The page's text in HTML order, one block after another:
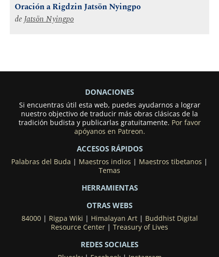
Oración a Rigdzin Jatsön Nyingpo
de Jatsön Nyingpo
DONACIONES
Si encuentras útil esta web, puedes ayudarnos a lograr
nuestro objectivo de traducir más obras clásicas de la
tradición budista y publicarlas gratuitamente. Por favor
apóyanos en Patreon.
ACCESOS RÁPIDOS
Palabras del Buda | Maestros indios | Maestros tibetanos |
Temas
HERRAMIENTAS
OTRAS WEBS
84000| Rigpa Wiki | Himalayan Art| Buddhist Digital
Resource Center | Treasury of Lives
REDES SOCIALES